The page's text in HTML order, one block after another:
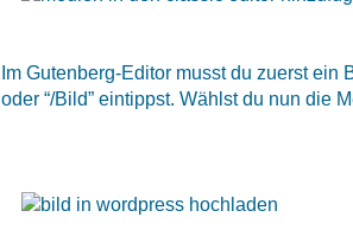
Im Gutenberg-Editor musst du zuerst
oder “/Bild” eintippst. Wählst du nun die